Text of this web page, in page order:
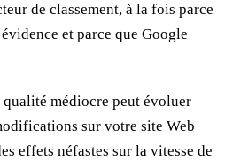
de classement, à la fois parce
et parce que Google
médiocre peut évoluer
sur votre site Web
effets néfastes sur la vitesse de